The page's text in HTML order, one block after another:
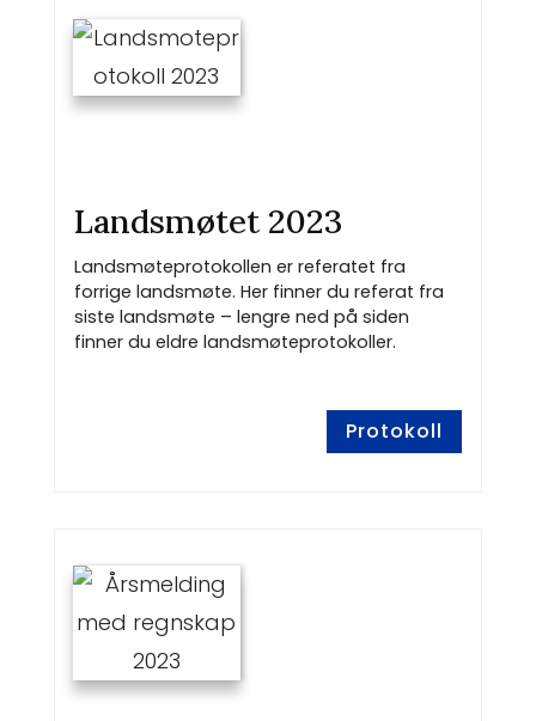
Landsmøtet 2023
Landsmøteprotokollen er referatet fra
forrige landsmøte. Her finner du referat fra
siste landsmøte – lengre ned på siden
finner du eldre landsmøteprotokoller.
Protokoll